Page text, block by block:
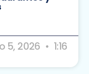
5, 2026 1:16